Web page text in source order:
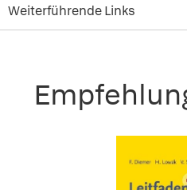
Weiterführende Links